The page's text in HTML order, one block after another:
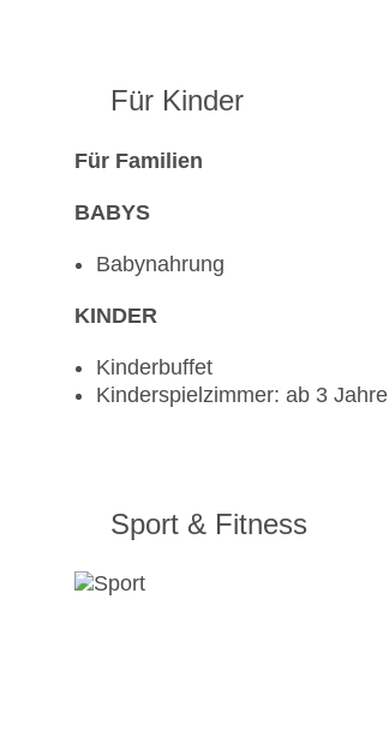
Für Kinder
Für Familien
BABYS
Babynahrung
KINDER
Kinderbuffet
Kinderspielzimmer: ab 3 Jahre
Sport & Fitness